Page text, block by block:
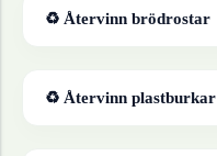
♻ Återvinn brödrostar
♻ Återvinn plastburkar